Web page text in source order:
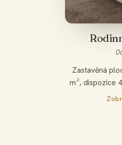
Zastavěná
m², dispozice